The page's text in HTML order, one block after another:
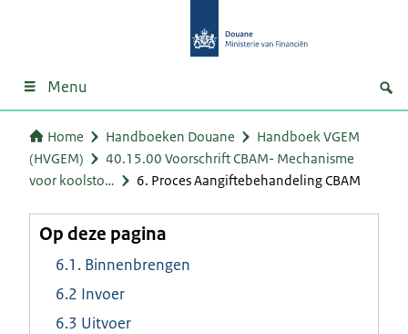
Menu
Home Handboeken Douane
Handboek VGEM
(HVGEM)
40.15.00 Voorschrift CBAM- Mechanisme
voor koolsto…
6. Proces Aangiftebehandeling CBAM
Op deze pagina
6.1. Binnenbrengen
6.2 Invoer
6.3 Uitvoer